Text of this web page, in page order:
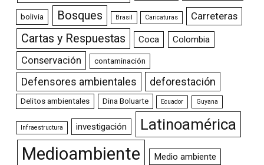
bolivia Bosques Brasil Caricaturas Carreteras
Cartas y Respuestas Coca Colombia
Conservación contaminación
Defensores ambientales deforestación
Delitos ambientales Dina Boluarte Ecuador Guyana
Infraestructura investigación Latinoamérica
Medioambiente Medio ambiente